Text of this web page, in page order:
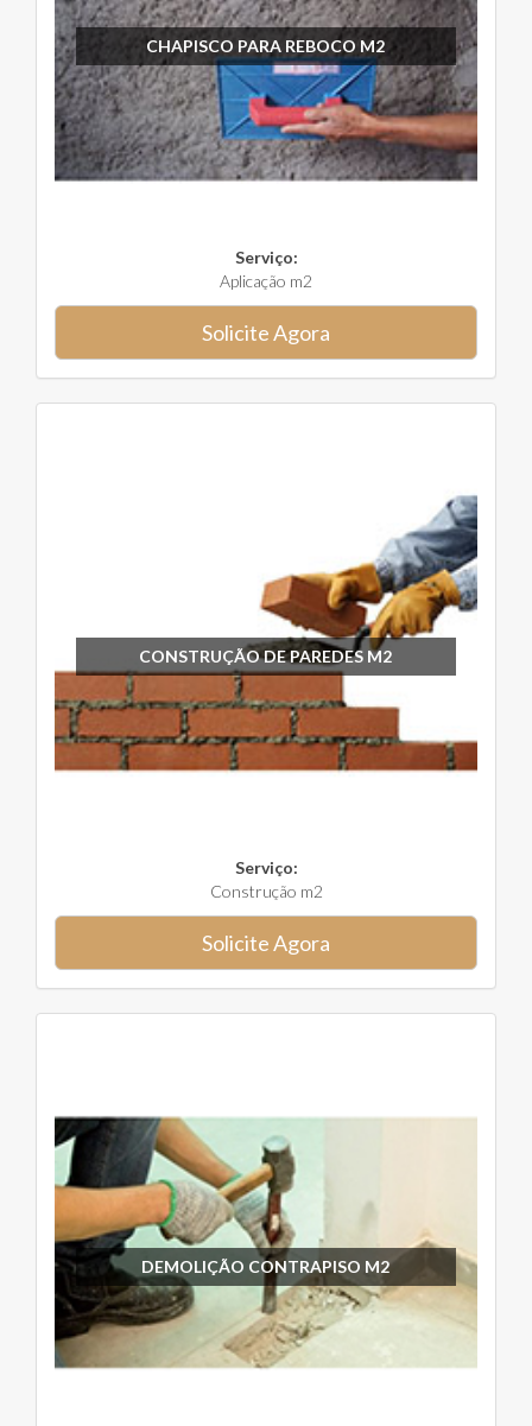
CHAPISCO PARA REBOCO M2
Serviço:
Aplicação m2
Solicite Agora
CONSTRUÇÃO DE PAREDES M2
Serviço:
Construção m2
Solicite Agora
DEMOLIÇÃO CONTRAPISO M2